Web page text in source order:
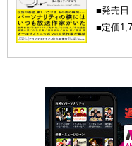
■発売日
■定価